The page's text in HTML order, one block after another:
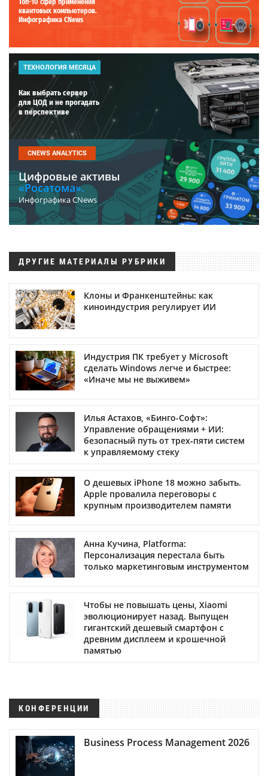
квантовых компьютеров.
Инфографика CNews
ТЕХНОЛОГИЯ МЕСЯЦА
Как выбрать сервер
для ЦОД и не прогадать
в перспективе
CNEWS ANALYTICS
Цифровые активы
«Росатома».
Инфографика CNews
ДРУГИЕ МАТЕРИАЛЫ РУБРИКИ
Клоны и Франкенштейны: как
киноиндустрия регулирует ИИ
Индустрия ПК требует у Microsoft
сделать Windows легче и быстрее:
«Иначе мы не выживем»
Илья Астахов, «Бинго-Софт»:
Управление обращениями + ИИ:
безопасный путь от трех‑пяти систем
к управляемому стеку
О дешевых iPhone 18 можно забыть.
Apple провалила переговоры с
крупным производителем памяти
Анна Кучина, Platforma:
Персонализация перестала быть
только маркетинговым инструментом
Чтобы не повышать цены, Xiaomi
эволюционирует назад. Выпущен
гигантский дешевый смартфон с
древним дисплеем и крошечной
памятью
КОНФЕРЕНЦИИ
Business Process Management 2026